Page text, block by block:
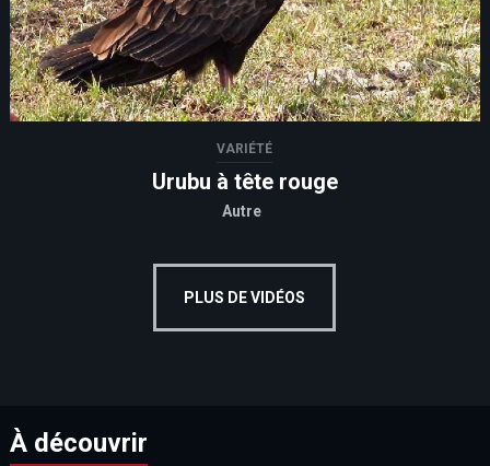
VARIÉTÉ
Urubu à tête rouge
Autre
PLUS DE VIDÉOS
À découvrir